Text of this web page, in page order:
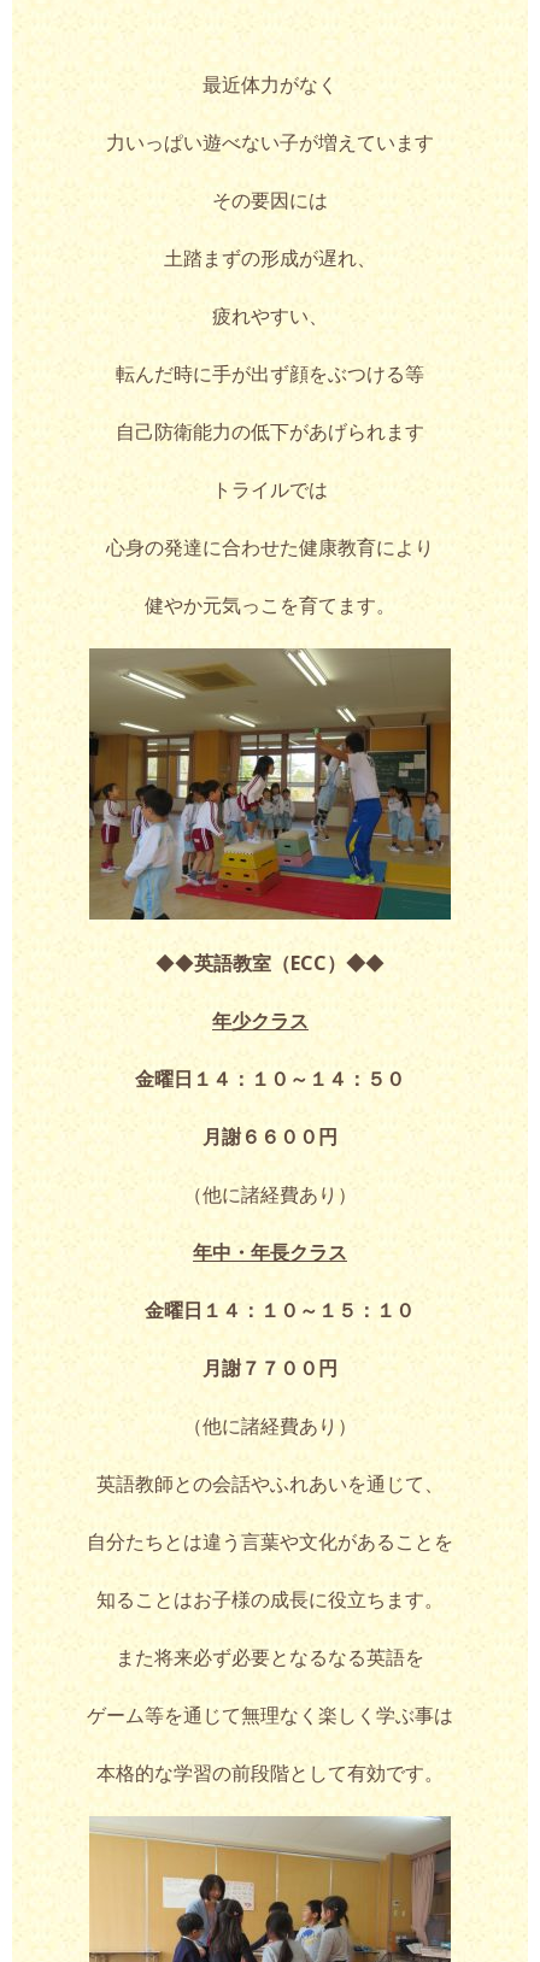
最近体力がなく
力いっぱい遊べない子が増えています
その要因には
土踏まずの形成が遅れ、
疲れやすい、
転んだ時に手が出ず顔をぶつける等
自己防衛能力の低下があげられます
トライルでは
心身の発達に合わせた健康教育により
健やか元気っこを育てます。
◆◆英語教室（ECC）◆◆
年少クラス
金曜日１４：１０～１４：５０
月謝６６００円
（他に諸経費あり）
年中・年長クラス
金曜日１４：１０～１５：１０
月謝７７００円
（他に諸経費あり）
英語教師との会話やふれあいを通じて、
自分たちとは違う言葉や文化があることを
知ることはお子様の成長に役立ちます。
また将来必ず必要となるなる英語を
ゲーム等を通じて無理なく楽しく学ぶ事は
本格的な学習の前段階として有効です。